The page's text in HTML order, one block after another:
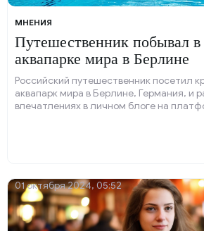
МНЕНИЯ
Путешественник побывал
аквапарке мира в Берлине
Российский путешественник посетил
аквапарк мира в Берлине, Германия, и
впечатлениях в личном блоге на
01 октября 2024, 05:52